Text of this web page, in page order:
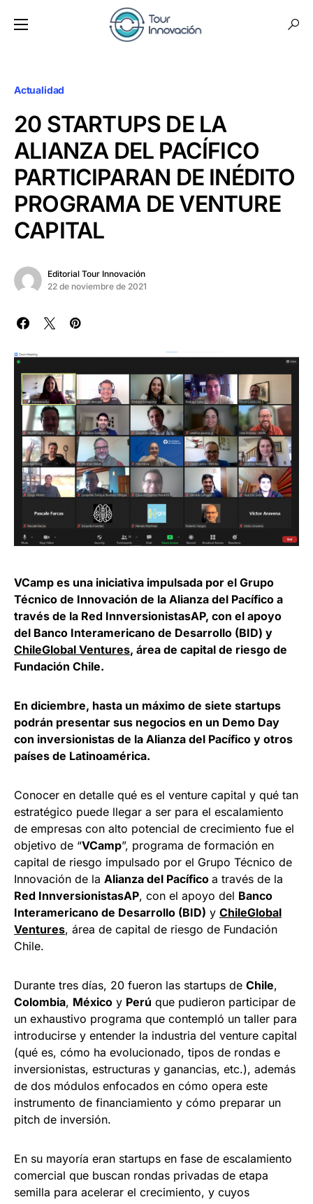
Actualidad
20 STARTUPS DE LA
ALIANZA DEL PACÍFICO
PARTICIPARAN DE INÉDITO
PROGRAMA DE VENTURE
CAPITAL
Editorial Tour Innovación
22 de noviembre de 2021
VCamp es una iniciativa impulsada por el Grupo
Técnico de Innovación de la Alianza del Pacífico a
través de la Red InnversionistasAP, con el apoyo
del Banco Interamericano de Desarrollo (BID) y
ChileGlobal Ventures, área de capital de riesgo de
Fundación Chile.
En diciembre, hasta un máximo de siete startups
podrán presentar sus negocios en un Demo Day
con inversionistas de la Alianza del Pacífico y otros
países de Latinoamérica.
Conocer en detalle qué es el venture capital y qué tan
estratégico puede llegar a ser para el escalamiento
de empresas con alto potencial de crecimiento fue el
objetivo de “VCamp”, programa de formación en
capital de riesgo impulsado por el Grupo Técnico de
Innovación de la Alianza del Pacífico a través de la
Red InnversionistasAP, con el apoyo del Banco
Interamericano de Desarrollo (BID) y ChileGlobal
Ventures, área de capital de riesgo de Fundación
Chile.
Durante tres días, 20 fueron las startups de Chile,
Colombia, México y Perú que pudieron participar de
un exhaustivo programa que contempló un taller para
introducirse y entender la industria del venture capital
(qué es, cómo ha evolucionado, tipos de rondas e
inversionistas, estructuras y ganancias, etc.), además
de dos módulos enfocados en cómo opera este
instrumento de financiamiento y cómo preparar un
pitch de inversión.
En su mayoría eran startups en fase de escalamiento
comercial que buscan rondas privadas de etapa
semilla para acelerar el crecimiento, y cuyos